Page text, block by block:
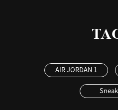
AIR JORDAN 1